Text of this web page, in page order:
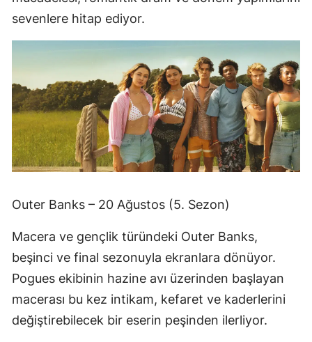
sevenlere hitap ediyor.
Outer Banks – 20 Ağustos (5. Sezon)
Macera ve gençlik türündeki Outer Banks,
beşinci ve final sezonuyla ekranlara dönüyor.
Pogues ekibinin hazine avı üzerinden başlayan
macerası bu kez intikam, kefaret ve kaderlerini
değiştirebilecek bir eserin peşinden ilerliyor.